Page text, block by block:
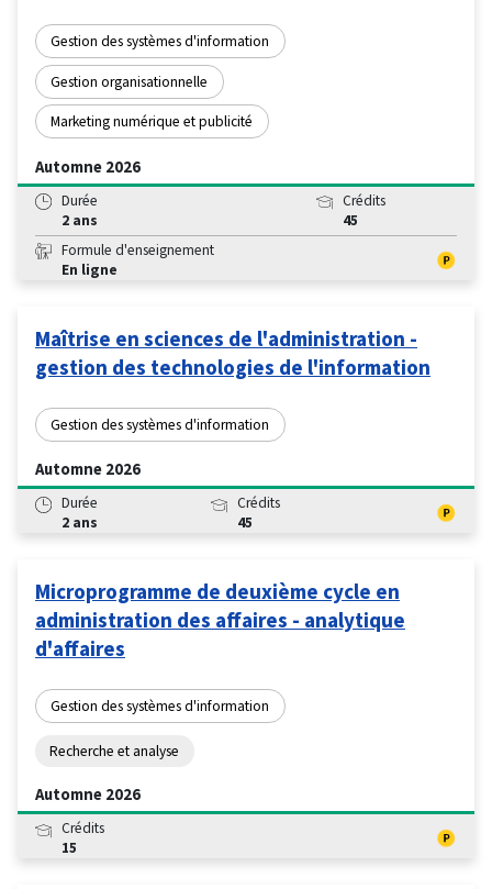
Gestion des systèmes d'information
Gestion organisationnelle
Marketing numérique et publicité
Automne 2026
Durée
2 ans
Crédits
45
Formule d'enseignement
En ligne
Maîtrise en sciences de l'administration -
gestion des technologies de l'information
Gestion des systèmes d'information
Automne 2026
Durée
2 ans
Crédits
45
Microprogramme de deuxième cycle en
administration des affaires - analytique
d'affaires
Gestion des systèmes d'information
Recherche et analyse
Automne 2026
Crédits
15